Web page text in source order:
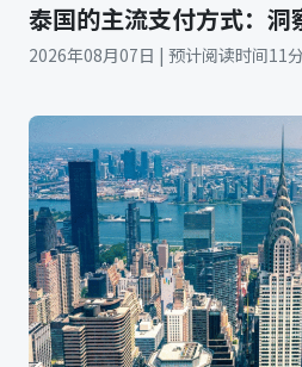
泰国的主流支付方式：洞
2026年08月07日 | 预计阅读时间11